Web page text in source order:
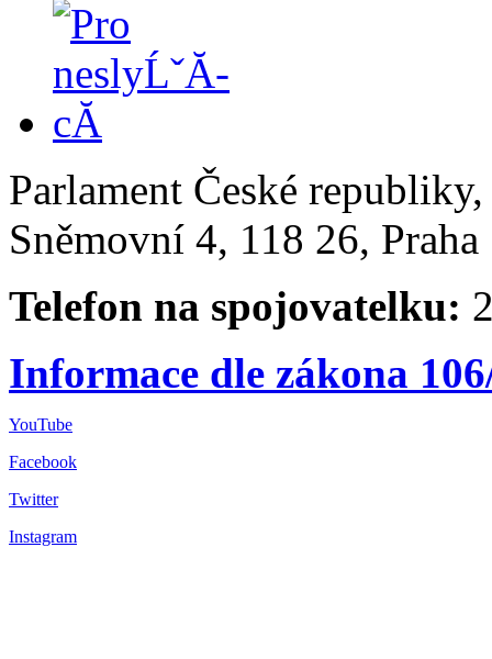
Parlament České
Sněmovní 4, 118 26,
Telefon na spojovatelku:
Informace dle zákona
YouTube
Facebook
Twitter
Instagram